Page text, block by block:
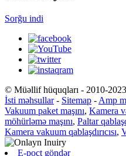
Sorğu indi
© Müəllif hüquqları - 2010-
İsti məhsullar- Sitemap - Amp
Vakuum paket maşını, Kamera
möhürləmə maşını, Paltar
Kamera vakuum qablaşdırıcısı,
E-poçt göndər